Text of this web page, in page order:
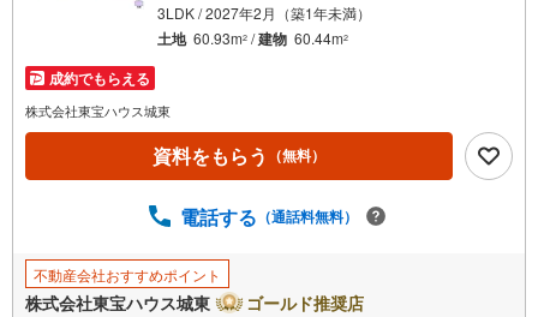
3LDK / 2027年2月（築1年未満）
土地 60.93m2 /建物 60.44m2
成約でもらえる
株式会社東宝ハウス城東
資料をもらう （無料）
電話する （通話料無料）
不動産会社おすすめポイント
株式会社東宝ハウス城東 ゴールド推奨店